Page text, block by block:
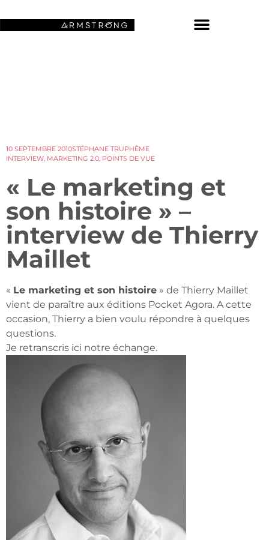
10 SEPTEMBRE 2010STÉPHANE TRUPHÈME
INTERVIEW, MARKETING 2.0, POINTS DE VUE
« Le marketing et
son histoire » –
interview de Thierry
Maillet
« Le marketing et son histoire » de Thierry Maillet
vient de paraître aux éditions Pocket Agora. A cette
occasion, Thierry a bien voulu répondre à quelques
questions.
Je retranscris ici notre échange.